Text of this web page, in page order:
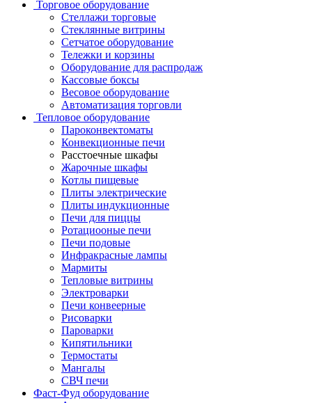
Торговое оборудование
Стеллажи торговые
Стеклянные витрины
Сетчатое оборудование
Тележки и корзины
Оборудование для распродаж
Кассовые боксы
Весовое оборудование
Автоматизация торговли
Тепловое оборудование
Пароконвектоматы
Конвекционные печи
Расстоечные шкафы
Жарочные шкафы
Котлы пищевые
Плиты электрические
Плиты индукционные
Печи для пиццы
Ротациооные печи
Печи подовые
Инфракрасные лампы
Мармиты
Тепловые витрины
Электроварки
Печи конвеерные
Рисоварки
Пароварки
Кипятильники
Термостаты
Мангалы
СВЧ печи
Фаст-Фуд оборудование